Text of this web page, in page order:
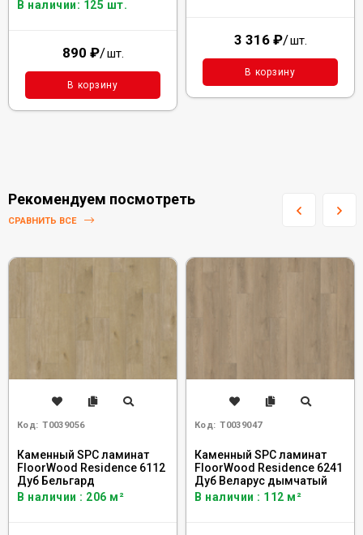
В наличии: 125 шт.
890 ₽/шт.
В корзину
3 316 ₽/шт.
В корзину
Рекомендуем посмотреть
СРАВНИТЬ ВСЕ
Код: Т0039056
Каменный SPC ламинат
FloorWood Residence 6112
Дуб Бельгард
В наличии : 206 м²
Код: Т0039047
Каменный SPC ламинат
FloorWood Residence 6241
Дуб Веларус дымчатый
В наличии : 112 м²